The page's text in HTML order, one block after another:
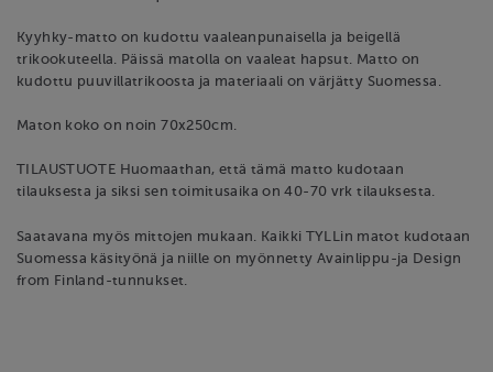
Kyyhky-matto on kudottu vaaleanpunaisella ja beigellä
trikookuteella. Päissä matolla on vaaleat hapsut. Matto on
kudottu puuvillatrikoosta ja materiaali on värjätty Suomessa.
Maton koko on noin 70x250cm.
TILAUSTUOTE Huomaathan, että tämä matto kudotaan
tilauksesta ja siksi sen toimitusaika on 40-70 vrk tilauksesta.
Saatavana myös mittojen mukaan. Kaikki TYLLin matot kudotaan
Suomessa käsityönä ja niille on myönnetty Avainlippu-ja Design
from Finland-tunnukset.